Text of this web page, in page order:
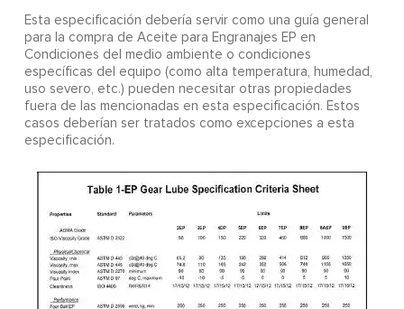
Esta especificación debería servir como una guía general
para la compra de Aceite para Engranajes EP en
Condiciones del medio ambiente o condiciones
específicas del equipo (como alta temperatura, humedad,
uso severo, etc.) pueden necesitar otras propiedades
fuera de las mencionadas en esta especificación. Estos
casos deberían ser tratados como excepciones a esta
especificación.